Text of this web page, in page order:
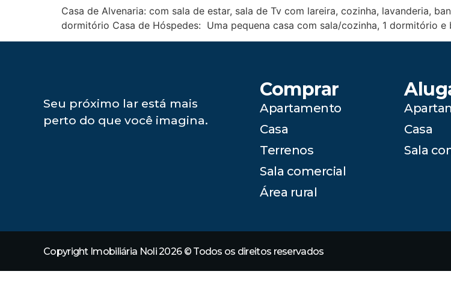
Casa de Alvenaria: com sala de estar, sala de Tv com lareira, cozinha, lavanderia,
dormitório Casa de Hóspedes: Uma pequena casa com sala/cozinha, 1 dormitório
Seu próximo lar está mais
perto do que você imagina.
Comprar
Apartamento
Casa
Terrenos
Sala comercial
Área rural
Casa
Sala
Copyright Imobiliária Noli 2026 © Todos os direitos reservados